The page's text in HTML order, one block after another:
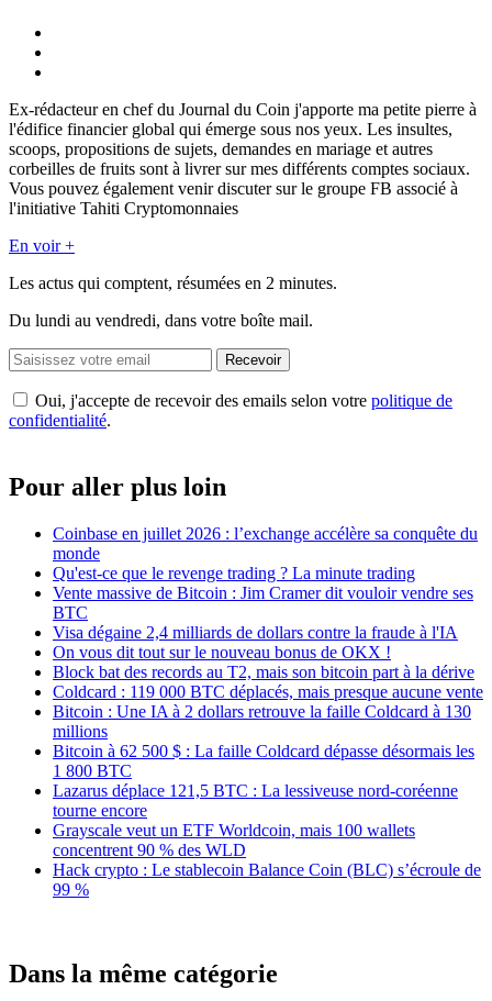
Ex-rédacteur en chef du Journal du Coin j'apporte ma petite pierre à
l'édifice financier global qui émerge sous nos yeux. Les insultes,
scoops, propositions de sujets, demandes en mariage et autres
corbeilles de fruits sont à livrer sur mes différents comptes sociaux.
Vous pouvez également venir discuter sur le groupe FB associé à
l'initiative Tahiti Cryptomonnaies
En voir +
Les actus qui comptent, résumées en 2 minutes.
Du lundi au vendredi, dans votre boîte mail.
Recevoir
Oui, j'accepte de recevoir des emails selon votre politique de
confidentialité.
Pour aller plus loin
Coinbase en juillet 2026 : l’exchange accélère sa conquête du
monde
Qu'est-ce que le revenge trading ? La minute trading
Vente massive de Bitcoin : Jim Cramer dit vouloir vendre ses
BTC
Visa dégaine 2,4 milliards de dollars contre la fraude à l'IA
On vous dit tout sur le nouveau bonus de OKX !
Block bat des records au T2, mais son bitcoin part à la dérive
Coldcard : 119 000 BTC déplacés, mais presque aucune vente
Bitcoin : Une IA à 2 dollars retrouve la faille Coldcard à 130
millions
Bitcoin à 62 500 $ : La faille Coldcard dépasse désormais les
1 800 BTC
Lazarus déplace 121,5 BTC : La lessiveuse nord-coréenne
tourne encore
Grayscale veut un ETF Worldcoin, mais 100 wallets
concentrent 90 % des WLD
Hack crypto : Le stablecoin Balance Coin (BLC) s’écroule de
99 %
Dans la même catégorie